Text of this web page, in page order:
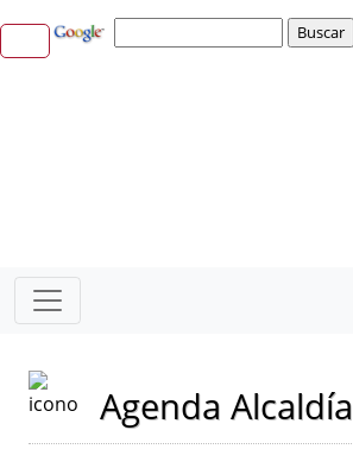
Agenda Alcaldía